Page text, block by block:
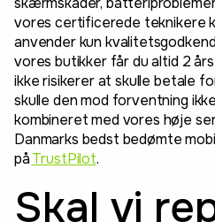
vores certificerede teknikere
anvender kun
vores butikker får du altid 2
ikke risikerer at skulle betale
skulle den mod forventning
kombineret med vores høje
Danmarks bedst bedømte
påTrustPilot.
Skal vi